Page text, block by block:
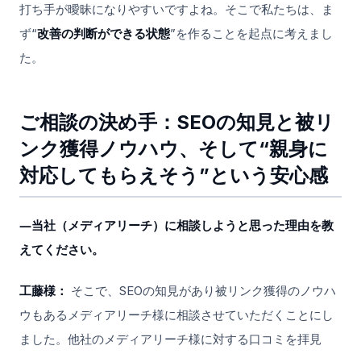
打ち手が曖昧になりやすいですよね。そこで私たちは、ま
ず“改善の判断ができる状態”を作ることを起点に考えまし
た。
ご相談の決め手：SEOの知見と被リ
ンク獲得ノウハウ、そして“親身に
対応してもらえそう”という安心感
―当社（メディアリーチ）に相談しようと思った理由を教
えてください。
工藤様： そこで、SEOの知見があり被リンク獲得のノウハ
ウもあるメディアリーチ様に相談させていただくことにし
ました。他社のメディアリーチ様に対する口コミを拝見